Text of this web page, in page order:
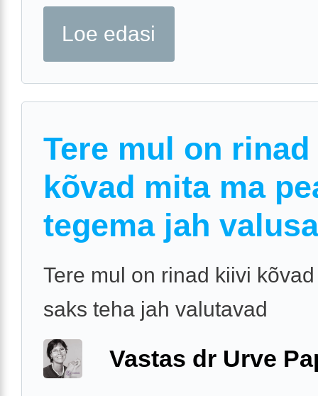
Loe edasi
Tere mul on rinad
kõvad mita ma
tegema jah
Tere mul on rinad kiivi
saks teha jah valutavad
Vastas dr Urve